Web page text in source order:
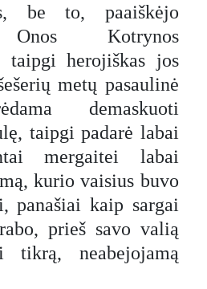
be to, paaiškėjo
Onos Kotrynos
taipgi herojiškas jos
metų pasaulinė
demaskuoti
taipgi padarė labai
mergaitei labai
kurio vaisius buvo
panašiai kaip sargai
prieš savo valią
tikrą, neabejojamą